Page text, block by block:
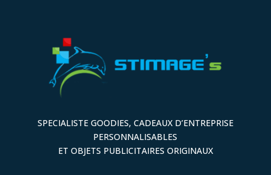
SPECIALISTE GOODIES, CADEAUX D’ENTREPRISE
PERSONNALISABLES
ET OBJETS PUBLICITAIRES ORIGINAUX